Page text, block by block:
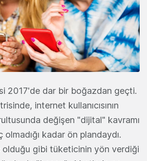
2017'de dar bir boğazdan geçti.
internet kullanıcısının
değişen "dijital" kavramı
kadar ön plandaydı.
gibi tüketicinin yön verdiği